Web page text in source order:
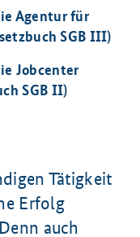
Agentur für
SGB III)
Jobcenter
SGB II)
Tätigkeit
Erfolg
auch